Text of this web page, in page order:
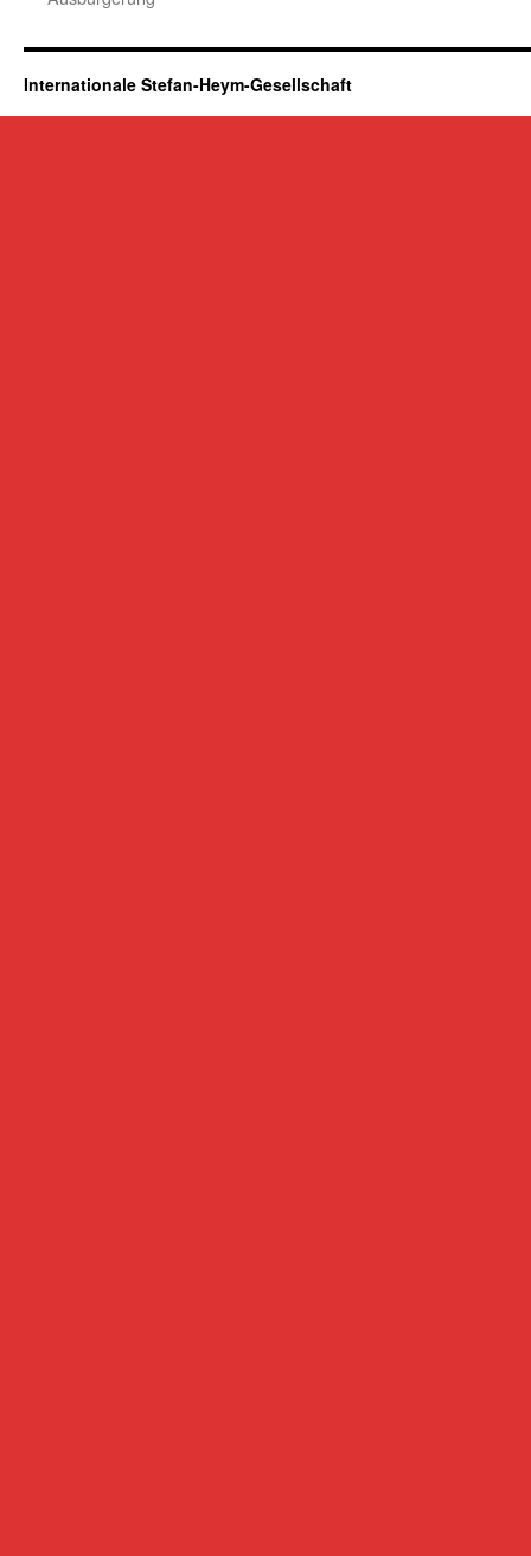
Internationale Stefan-Heym-Gesellschaft